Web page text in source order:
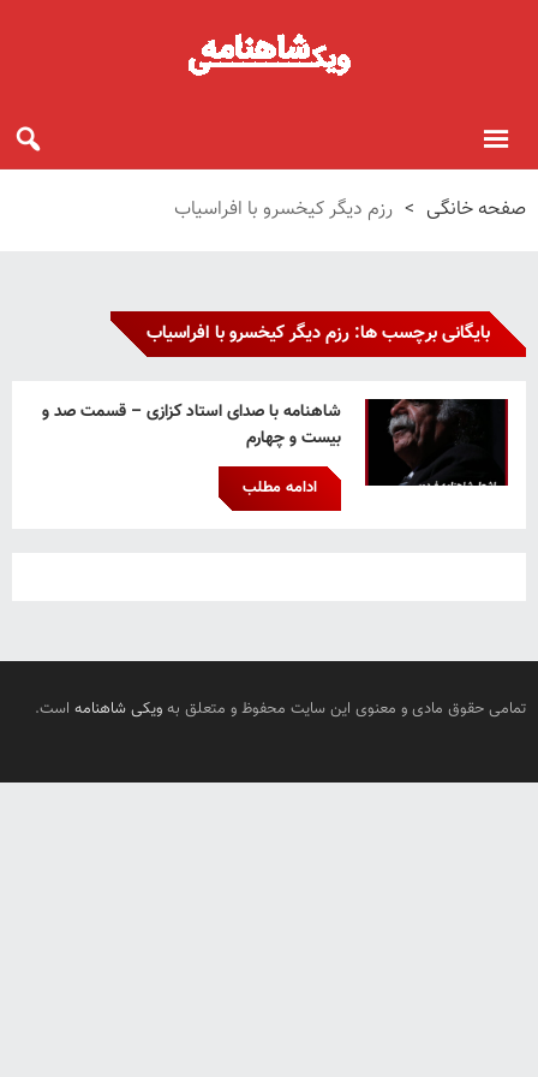
صفحه خانگی > رزم دیگر کیخسرو با افراسیاب
بایگانی برچسب ها: رزم دیگر کیخسرو با افراسیاب
شاهنامه با صدای استاد کزازی – قسمت صد و
بیست و چهارم
ادامه مطلب
تمامی حقوق مادی و معنوی این سایت محفوظ و متعلق به ویکی شاهنامه است.